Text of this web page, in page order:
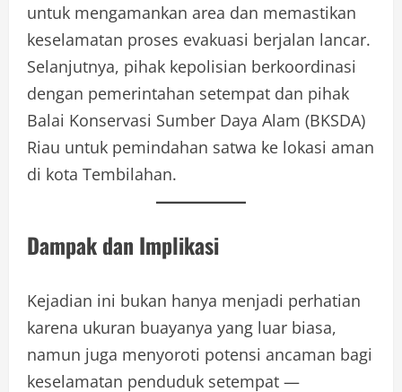
untuk mengamankan area dan memastikan
keselamatan proses evakuasi berjalan lancar.
Selanjutnya, pihak kepolisian berkoordinasi
dengan pemerintahan setempat dan pihak
Balai Konservasi Sumber Daya Alam (BKSDA)
Riau untuk pemindahan satwa ke lokasi aman
di kota Tembilahan.
Dampak dan Implikasi
Kejadian ini bukan hanya menjadi perhatian
karena ukuran buayanya yang luar biasa,
namun juga menyoroti potensi ancaman bagi
keselamatan penduduk setempat —